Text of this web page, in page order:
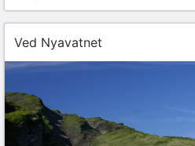
Ved Nyavatnet